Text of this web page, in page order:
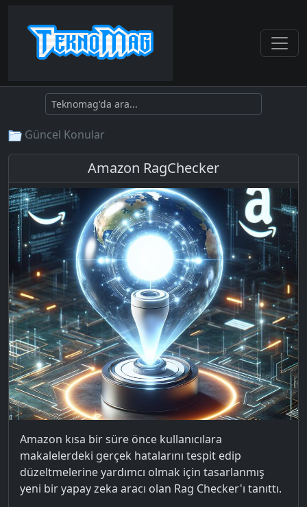
Güncel Konular
Amazon RagChecker
Amazon kısa bir süre önce kullanıcılara
makalelerdeki gerçek hatalarını tespit edip
düzeltmelerine yardımcı olmak için tasarlanmış
yeni bir yapay zeka aracı olan Rag Checker'ı tanıttı.